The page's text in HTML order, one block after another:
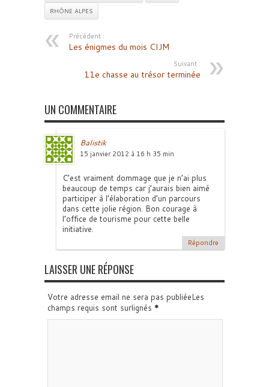
RHÔNE ALPES
Précédent :
Les énigmes du mois CIJM
Suivant :
11e chasse au trésor terminée
UN COMMENTAIRE
Balistik
15 janvier 2012 à 16 h 35 min
C’est vraiment dommage que je n’ai plus
beaucoup de temps car j’aurais bien aimé
participer à l’élaboration d’un parcours
dans cette jolie région. Bon courage à
l’office de tourisme pour cette belle
initiative.
Répondre
LAISSER UNE RÉPONSE
Votre adresse email ne sera pas publiéeLes
champs requis sont surlignés *